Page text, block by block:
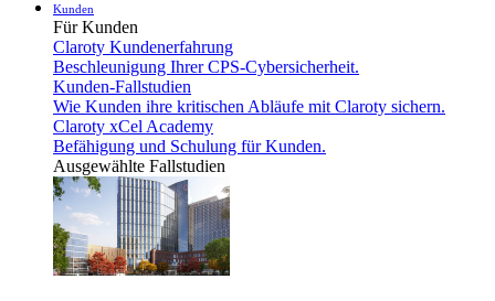
Kunden
Für Kunden
Claroty Kundenerfahrung
Beschleunigung Ihrer CPS-Cybersicherheit.
Kunden-Fallstudien
Wie Kunden ihre kritischen Abläufe mit Claroty sichern.
Claroty xCel Academy
Befähigung und Schulung für Kunden.
Ausgewählte Fallstudien